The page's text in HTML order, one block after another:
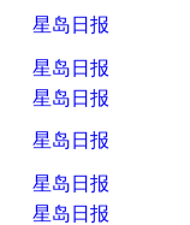
星岛日报
星岛日报
星岛日报
星岛日报
星岛日报
星岛日报